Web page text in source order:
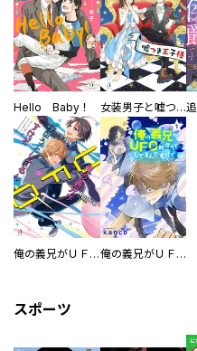
Hello Baby！ 女装男子と嘘つき王子様
俺の義兄がＵＦＯ呼ぼうとしてるんですけど 俺の義兄がＵＦＯ呼ぼうとしてるんですけど 単話版
スポーツ